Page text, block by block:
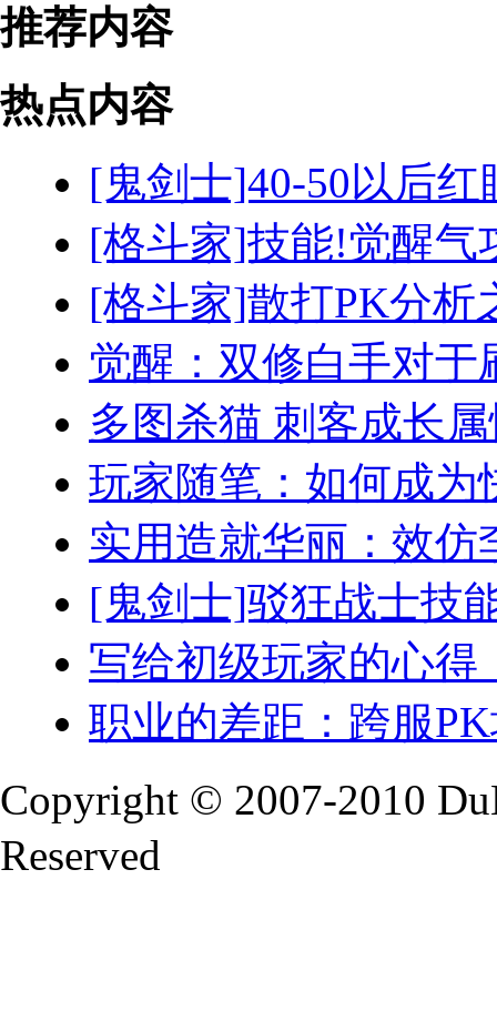
推荐内容
热点内容
[鬼剑士]40-50以后红
[格斗家]技能!觉醒气
[格斗家]散打PK分析
觉醒：双修白手对于
多图杀猫 刺客成长
玩家随笔：如何成为
实用造就华丽：效仿
[鬼剑士]驳狂战士技
写给初级玩家的心得
职业的差距：跨服
Copyright © 2007-2010
Reserved